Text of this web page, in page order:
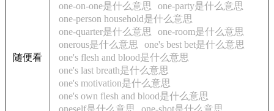
随便看
one-on-one是什么意思
one-party是什么意思
one-person household是什么意思
one-quarter是什么意思
one-room是什么意思
onerous是什么意思
one's best bet是什么意思
one's flesh and blood是什么意思
one's last breath是什么意思
one's motivation是什么意思
one's own flesh and blood是什么意思
oneself是什么意思
one-shot是什么意思